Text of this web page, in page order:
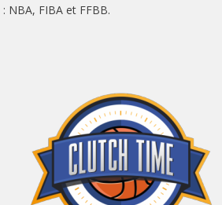
: NBA, FIBA et FFBB.